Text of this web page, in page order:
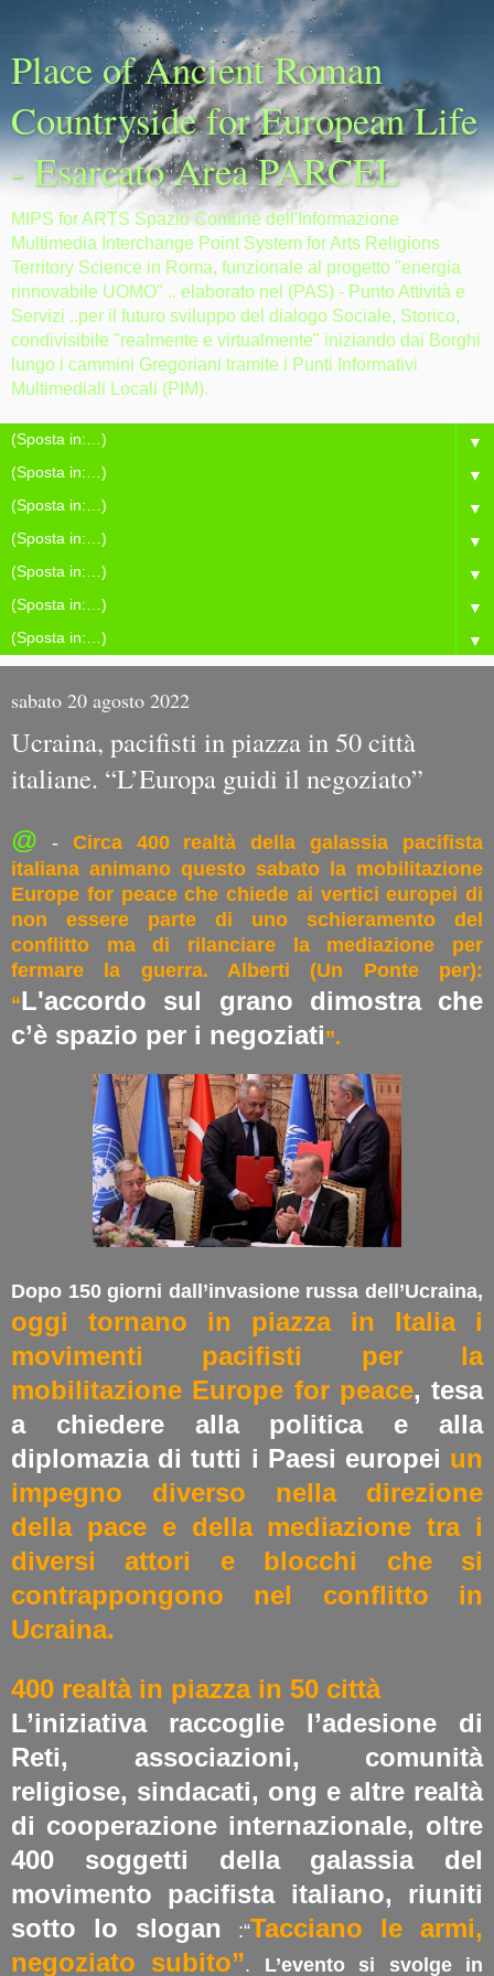
Place of Ancient Roman
Countryside for European Life
- Esarcato Area PARCEL
MIPS for ARTS Spazio Comune dell'Informazione
Multimedia Interchange Point System for Arts Religions
Territory Science in Roma, funzionale al progetto "energia
rinnovabile UOMO" .. elaborato nel (PAS) - Punto Attività e
Servizi ..per il futuro sviluppo del dialogo Sociale, Storico,
condivisibile "realmente e virtualmente" iniziando dai Borghi
lungo i cammini Gregoriani tramite i Punti Informativi
Multimediali Locali (PIM).
▼
▼
▼
▼
▼
▼
▼
sabato 20 agosto 2022
Ucraina, pacifisti in piazza in 50 città
italiane. “L’Europa guidi il negoziato”
@ - Circa 400 realtà della galassia pacifista
italiana animano questo sabato la mobilitazione
Europe for peace che chiede ai vertici europei di
non essere parte di uno schieramento del
conflitto ma di rilanciare la mediazione per
fermare la guerra. Alberti (Un Ponte per):
“L'accordo sul grano dimostra che
c’è spazio per i negoziati”.
Dopo 150 giorni dall’invasione russa dell’Ucraina,
oggi tornano in piazza in Italia i
movimenti pacifisti per la
mobilitazione Europe for peace, tesa
a chiedere alla politica e alla
diplomazia di tutti i Paesi europei un
impegno diverso nella direzione
della pace e della mediazione tra i
diversi attori e blocchi che si
contrappongono nel conflitto in
Ucraina.
400 realtà in piazza in 50 città
L’iniziativa raccoglie l’adesione di
Reti, associazioni, comunità
religiose, sindacati, ong e altre realtà
di cooperazione internazionale, oltre
400 soggetti della galassia del
movimento pacifista italiano, riuniti
sotto lo slogan
:“Tacciano le armi,
negoziato subito”. L’evento si svolge in